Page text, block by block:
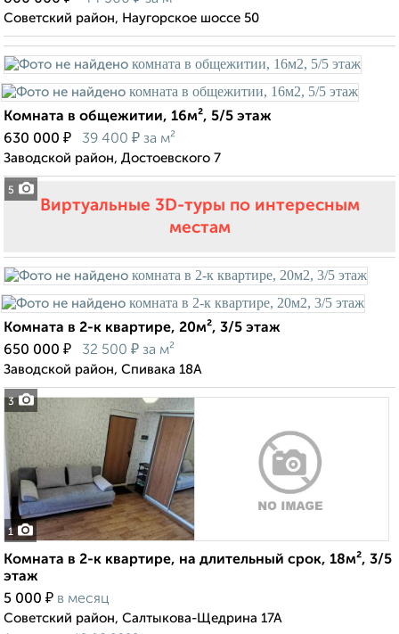
Советский район, Наугорское шоссе 50
5
Комната в общежитии, 16м², 5/5 этаж
630 000 ₽ 39 400 ₽ за м²
Заводской район, Достоевского 7
Виртуальные 3D-туры по интересным
местам
3
Комната в 2-к квартире, 20м², 3/5 этаж
650 000 ₽ 32 500 ₽ за м²
Заводской район, Спивака 18А
1
Комната в 2-к квартире, на длительный срок, 18м², 3/5
этаж
5 000 ₽ в месяц
Советский район, Салтыкова-Щедрина 17А